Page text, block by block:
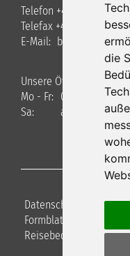
die
Telefon +49 (0)5241 / 40
Telefax +49 (0)5241 /
E-Mail: bus gehle-
Unsere Öffnungszeiten
Mo - Fr: 09.00 - 17.00
Sa:
auf Anfrage
Datenschutz
Formblatt für
Reisebedingungen |